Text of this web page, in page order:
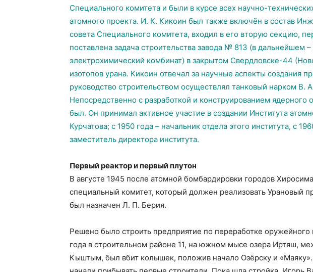
Специального комитета и были в курсе всех научно-
атомного проекта. И. К. Кикоин был также включён в состав
совета Специального комитета, входил в его вторую секцию,
поставлена задача строительства завода № 813 (в дальнейшем –
электрохимический комбинат) в закрытом Свердловске-44
изотопов урана. Кикоин отвечал за научные аспекты создания
руководство строительством осуществлял танковый нарком В.
Непосредственно с разработкой и конструированием ядерного
был. Он принимал активное участие в создании Института
Курчатова; с 1950 года – начальник отдела этого института, с
заместитель директора института.
Первый реактор и первый плутон
В августе 1945 после атомной бомбардировки городов
специальный комитет, который должен реализовать Урановый
был назначен Л. П. Берия.
Решено было строить предприятие по переработке оружейного
года в строительном районе 11, на южном мысе озера Иртяш,
Кыштым, был вбит колышек, положив начало Озёрску и